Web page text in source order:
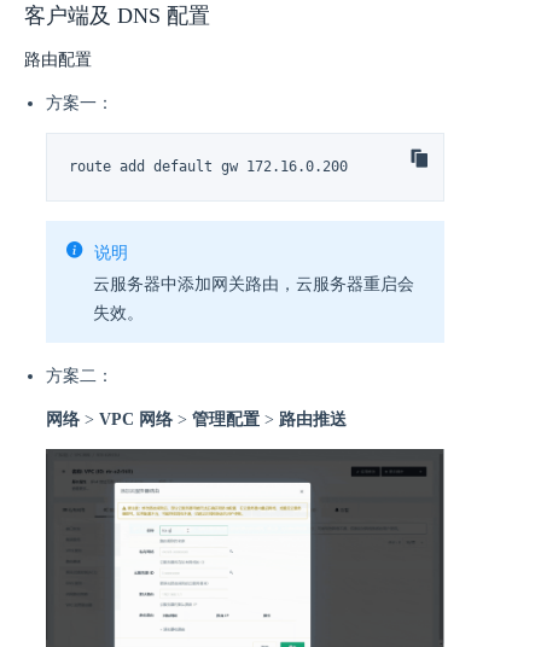
客户端及 DNS 配置
路由配置
方案一：
route add default gw 172.16.0.200
说明
云服务器中添加网关路由，云服务器重启会
失效。
方案二：
网络 > VPC 网络 > 管理配置 > 路由推送